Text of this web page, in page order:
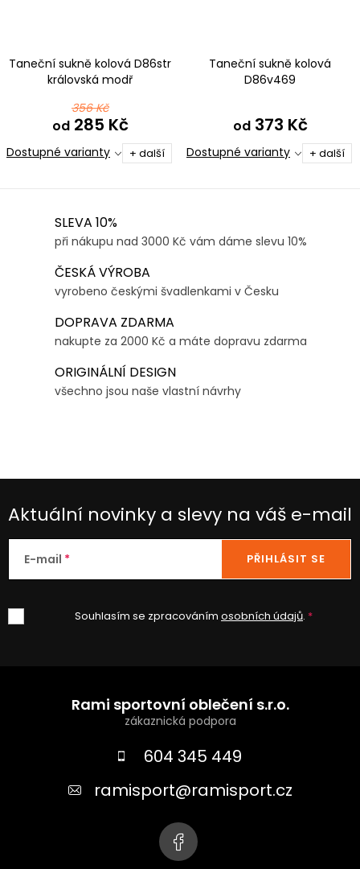
Taneční sukně kolová D86str
královská modř
356 Kč
od285 Kč
Dostupné varianty + další
Taneční sukně kolová
D86v469
od373 Kč
Dostupné varianty + další
y
ý
p
s
SLEVA 10%
při nákupu nad 3000 Kč vám dáme slevu 10%
ČESKÁ VÝROBA
vyrobeno českými švadlenkami v Česku
DOPRAVA ZDARMA
nakupte za 2000 Kč a máte dopravu zdarma
ORIGINÁLNÍ DESIGN
všechno jsou naše vlastní návrhy
Aktuální novinky a slevy na váš e-mail
E-mail
Souhlasím se zpracováním osobních údajů.
PŘIHLÁSIT SE
Rami sportovní oblečení s.r.o.
604 345 449
ramisport@ramisport.cz